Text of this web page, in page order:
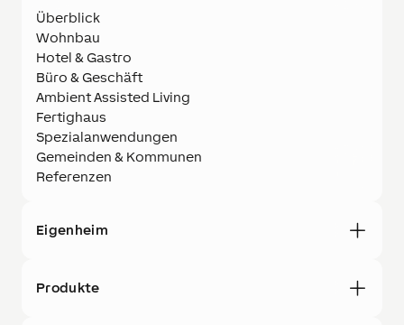
Überblick
Wohnbau
Hotel & Gastro
Büro & Geschäft
Ambient Assisted Living
Fertighaus
Spezialanwendungen
Gemeinden & Kommunen
Referenzen
Eigenheim
Produkte